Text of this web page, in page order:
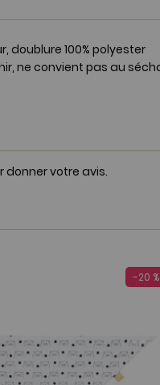
doublure 100% polyester
ne convient pas au
donner votre avis.
-20 %